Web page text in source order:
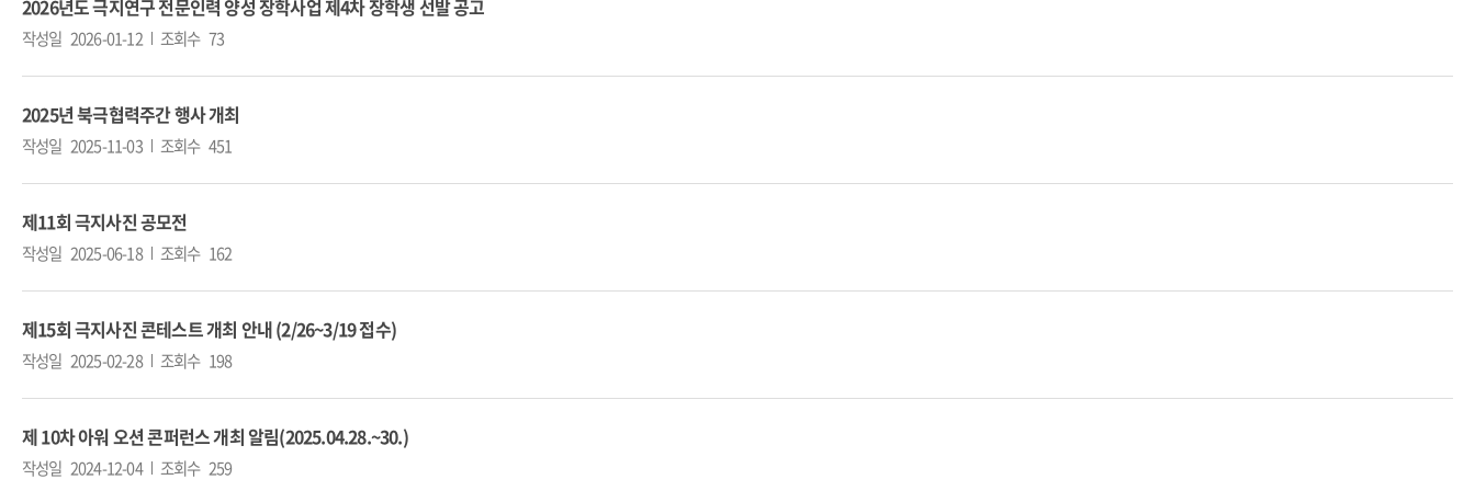
2026년도 극지연구 전문인력 양성 장학사업 제4차 장학생 선발 공고
작성일 2026-01-12 조회수 73
2025년 북극협력주간 행사 개최
작성일 2025-11-03 조회수 451
제11회 극지사진 공모전
작성일 2025-06-18 조회수 162
제15회 극지사진 콘테스트 개최 안내 (2/26~3/19 접수)
작성일 2025-02-28 조회수 198
제 10차 아워 오션 콘퍼런스 개최 알림(2025.04.28.~30.)
작성일 2024-12-04 조회수 259